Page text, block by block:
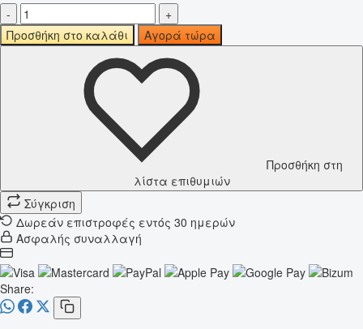
-
+
Προσθήκη στο καλάθι
Αγορά τώρα
Προσθήκη στη
λίστα επιθυμιών
Σύγκριση
Δωρεάν επιστροφές εντός 30 ημερών
Ασφαλής συναλλαγή
Share: